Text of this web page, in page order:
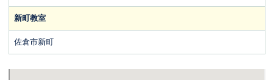
新町教室
佐倉市新町